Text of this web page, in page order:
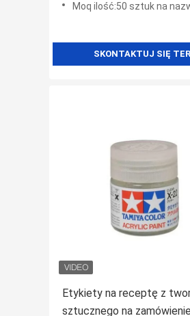
Moq ilość:50 sztuk na
SKONTAKTUJ SIĘ
Etykiety na receptę z
sztucznego na